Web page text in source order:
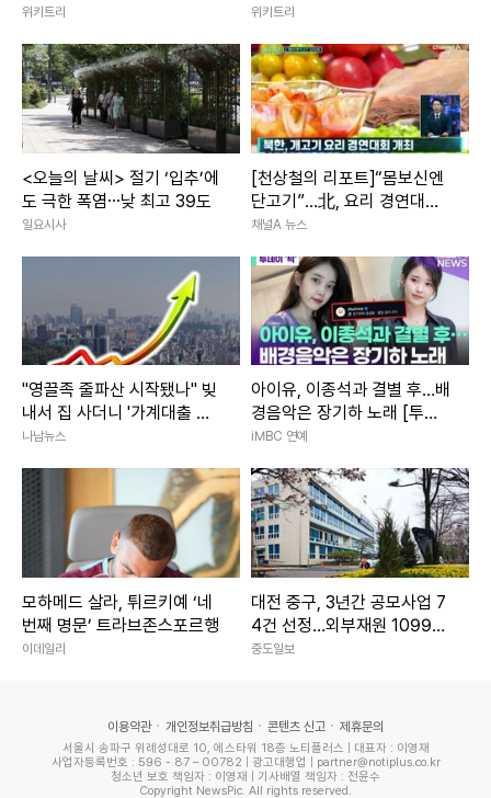
체 왜 문제냐"
위키트리
렸다
위키트리
<오늘의 날씨> 절기 ‘입추’에
도 극한 폭염⋯낮 최고 39도
일요시사
[천상철의 리포트]“몸보신엔
단고기”…北, 요리 경연대회
개최
채널A 뉴스
"영끌족 줄파산 시작됐나" 빚
내서 집 사더니 '가계대출 연
체' 최고치 전망
나남뉴스
아이유, 이종석과 결별 후…배
경음악은 장기하 노래 [투데
이픽]
iMBC 연예
모하메드 살라, 튀르키예 ‘네
번째 명문’ 트라브존스포르행
이데일리
대전 중구, 3년간 공모사업 7
4건 선정…외부재원 1099억
확보
중도일보
이용약관 개인정보취급방침 콘텐츠 신고 제휴문의
서울시 송파구 위례성대로 10, 에스타워 18층 노티플러스 | 대표자 : 이영재
사업자등록번호 : 596 - 87 – 00782 | 광고대행업 | partner@notiplus.co.kr
청소년 보호 책임자 : 이영재 | 기사배열 책임자 : 전윤수
Copyright NewsPic. All rights reserved.